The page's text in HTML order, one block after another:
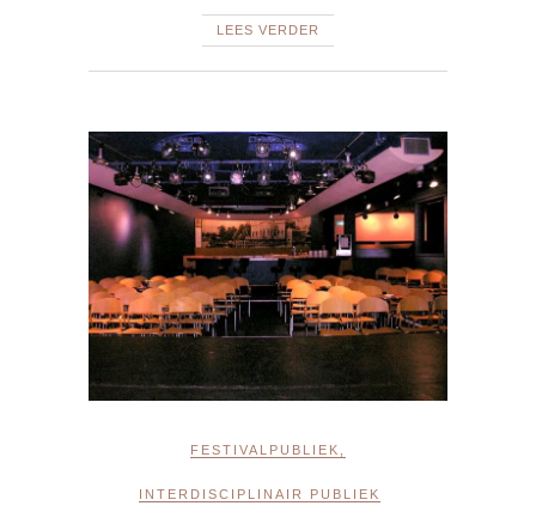
LEES VERDER
FESTIVALPUBLIEK ,
INTERDISCIPLINAIR PUBLIEK